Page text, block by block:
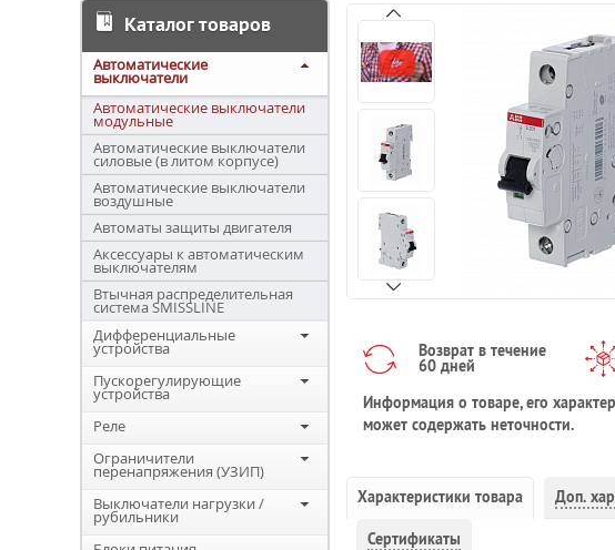
Каталог товаров
Автоматические
выключатели
Автоматические выключатели
модульные
Автоматические выключатели
силовые (в литом корпусе)
Автоматические выключатели
воздушные
Автоматы защиты двигателя
Аксессуары к автоматическим
выключателям
Втычная распределительная
система SMISSLINE
Дифференциальные
устройства
Пускорегулирующие
устройства
Реле
Ограничители
перенапряжения (УЗИП)
Выключатели нагрузки /
рубильники
Возврат в течение
60 дней
Информация о товаре, его
может содержать неточности.
Характеристики товара Доп.
Сертификаты